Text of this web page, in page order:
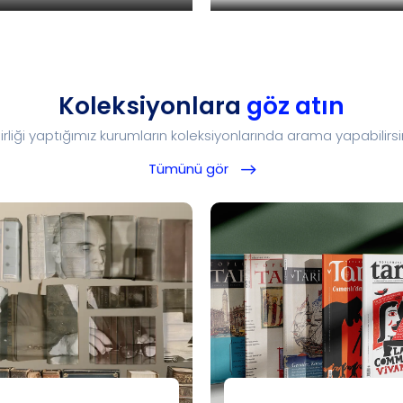
Koleksiyonlara göz atın
yaptığımız kurumların koleksiyonlarında arama
Tümünü gör